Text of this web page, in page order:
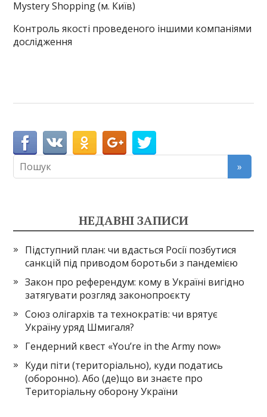
Mystery Shopping (м. Київ)
Контроль якості проведеного іншими компаніями
дослідження
НЕДАВНІ ЗАПИСИ
Підступний план: чи вдасться Росії позбутися
санкцій під приводом боротьби з пандемією
Закон про референдум: кому в Україні вигідно
затягувати розгляд законопроєкту
Союз олігархів та технократів: чи врятує
Україну уряд Шмигаля?
Гендерний квест «You’re in the Army now»
Куди піти (територіально), куди податись
(оборонно). Або (де)що ви знаєте про
Територіальну оборону України